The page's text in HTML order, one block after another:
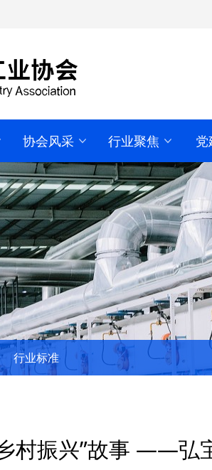
协会风采 行业聚焦 党
行业标准
村振兴”故事 ——弘